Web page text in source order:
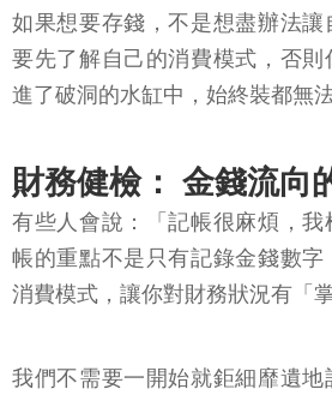
如果想要存錢，不是想盡辦法
要先了解自己的消費模式，否則
進了破洞的水缸中，始終裝都無法
財務健檢： 金錢流向
有些人會說：「記帳很麻煩，
帳的重點不是只有記錄金錢數
消費模式，讓你對財務狀況有「掌
我們不需要一開始就鉅細靡遺